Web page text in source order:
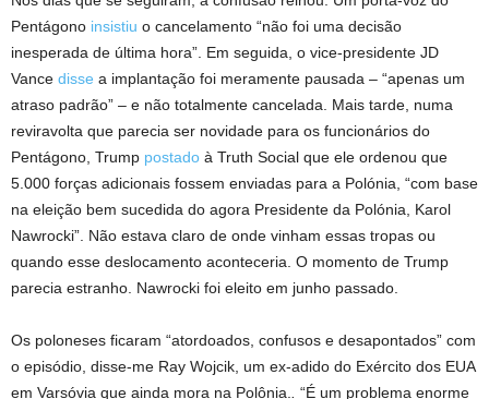
Pentágono insistiu o cancelamento “não foi uma decisão
inesperada de última hora”. Em seguida, o vice-presidente JD
Vance disse a implantação foi meramente pausada – “apenas um
atraso padrão” – e não totalmente cancelada. Mais tarde, numa
reviravolta que parecia ser novidade para os funcionários do
Pentágono, Trump postado à Truth Social que ele ordenou que
5.000 forças adicionais fossem enviadas para a Polónia, “com base
na eleição bem sucedida do agora Presidente da Polónia, Karol
Nawrocki”. Não estava claro de onde vinham essas tropas ou
quando esse deslocamento aconteceria. O momento de Trump
parecia estranho. Nawrocki foi eleito em junho passado.
Os poloneses ficaram “atordoados, confusos e desapontados” com
o episódio, disse-me Ray Wojcik, um ex-adido do Exército dos EUA
em Varsóvia que ainda mora na Polônia.. “É um problema enorme